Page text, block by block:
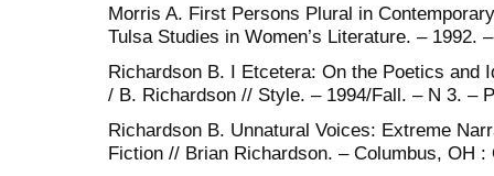
Morris A. First Persons Plural in
Tulsa Studies in Women’s Literature. – 1992.
Richardson B. I Etcetera: On the Poetics and
/ B. Richardson // Style. – 1994/Fall. – N 3. –
Richardson B. Unnatural Voices: Extreme
Fiction // Brian Richardson. – Columbus, OH